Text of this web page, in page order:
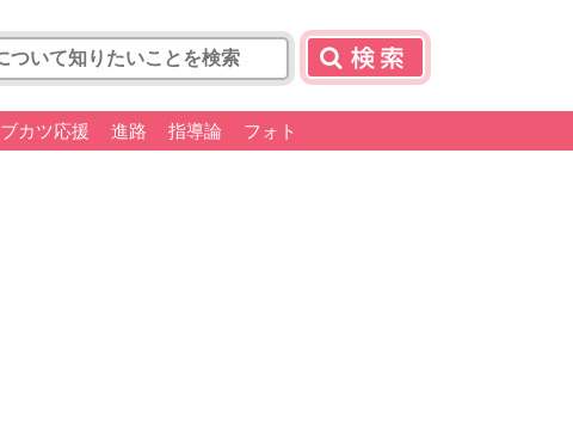
ブカツ応援 進路 指導論 フォト